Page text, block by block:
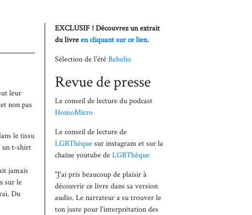
leur
non pas
le tissu
un t-shirt
jamais
sur le
Du
EXCLUSIF ! Découvrez un extrait
du livreen cliquant sur ce lien.
Sélection de l'étéBabelio
Revue de presse
Le conseil de lecture du podcast
HomoMicro
Le conseil de lecture de
LGBThèquesur instagram et sur la
chaîne youtube deLGBThèque
"J'ai pris beaucoup de plaisir à
découvrir ce livre dans sa version
audio. Le narrateur a su trouver le
ton juste pour l'interprétation des